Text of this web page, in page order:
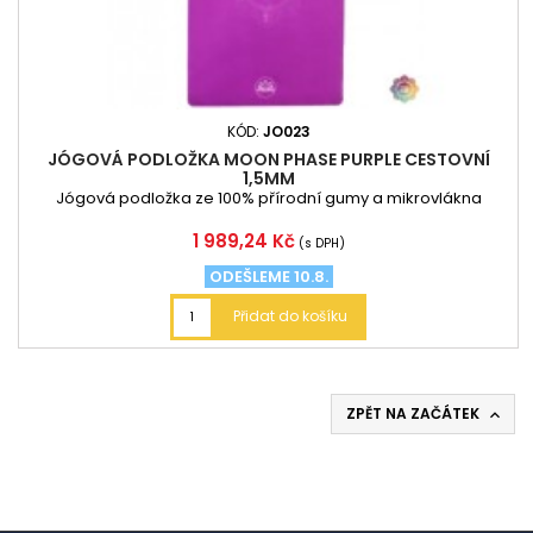
KÓD: JO023
JÓGOVÁ PODLOŽKA MOON PHASE PURPLE CESTOVNÍ
1,5MM
Jógová podložka ze 100% přírodní gumy a mikrovlákna
Cena
1 989,24 Kč (s DPH)
ODEŠLEME 10.8.
Přidat do košíku
ZPĚT NA ZAČÁTEK 